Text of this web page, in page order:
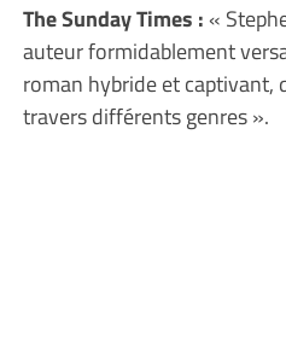
The Sunday Times :«
auteur formidablement
roman hybride et captivant,
travers différents genres ».